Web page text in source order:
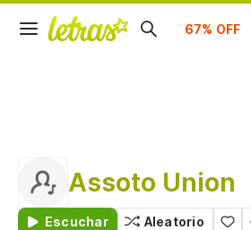
Suscríbete
Assoto Union
Escuchar Aleatorio